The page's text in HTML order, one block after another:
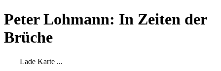
Peter Lohmann: In Zeiten der
Brüche
Lade Karte ...